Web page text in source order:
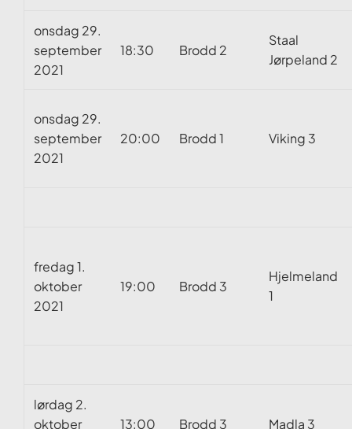
onsdag 29.
september
2021
18:30 Brodd 2
Staal
Jørpeland 2
onsdag 29.
september
2021
20:00 Brodd 1 Viking 3
fredag 1.
oktober
2021
19:00 Brodd 3
Hjelmeland
1
lørdag 2.
oktober
13:00 Brodd 3 Madla 3